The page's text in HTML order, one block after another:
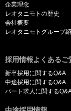
企業理念
レオタニモトの歴史
会社概要
レオタニモトグループ
採用情報よくあるご
新卒採用に関するQ&A
中途採用に関するQ&A
パート求人に関する